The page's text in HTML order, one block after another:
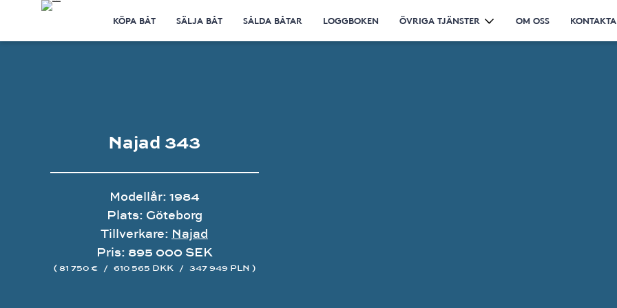
KÖPA BÅT SÄLJA BÅT SÅLDA BÅTAR LOGGBOKEN ÖVRIGA TJÄNSTER OM OSS
Najad 343
Modellår: 1984
Plats: Göteborg
Tillverkare: Najad
Pris: 895 000 SEK
( 81 750 € / 610 565 DKK / 347 949 PLN )